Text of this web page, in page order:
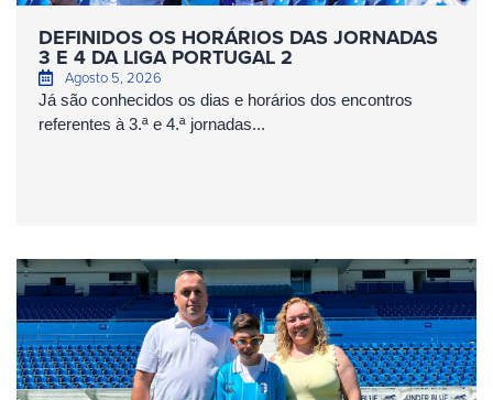
DEFINIDOS OS HORÁRIOS DAS JORNADAS
3 E 4 DA LIGA PORTUGAL 2
Agosto 5, 2026
Já são conhecidos os dias e horários dos encontros
referentes à 3.ª e 4.ª jornadas...